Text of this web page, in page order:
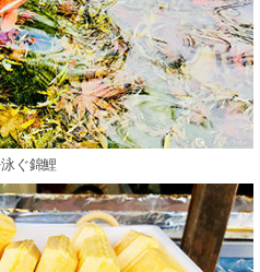
ぐ錦鯉